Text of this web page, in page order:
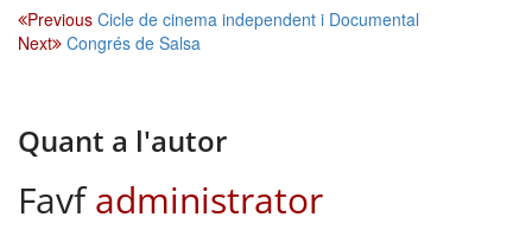
Navegació
d'entrades
Previous Cicle de cinema independent i Documental
Next Congrés de Salsa
Quant a l'autor
Favfadministrator